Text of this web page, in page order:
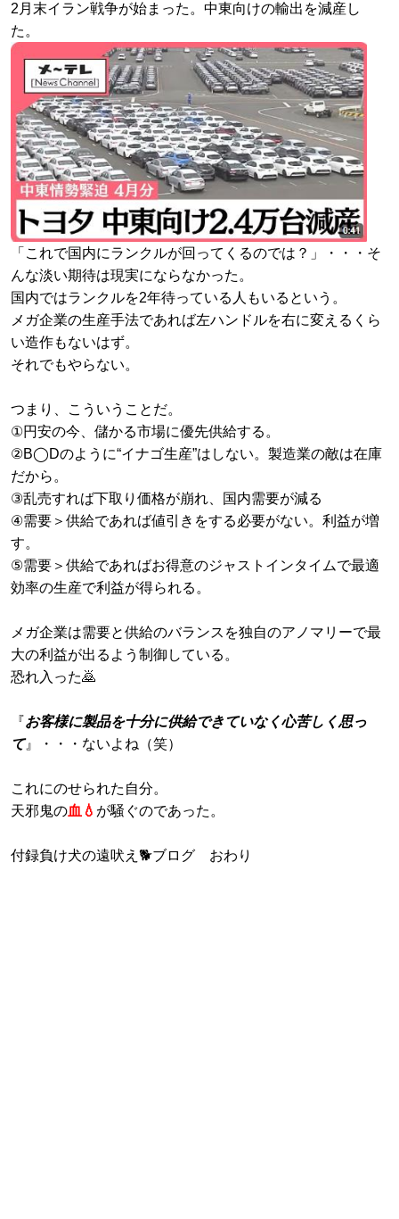
2月末イラン戦争が始まった。中東向けの輸出を減産し
た。
「これで国内にランクルが回ってくるのでは？」・・・そ
んな淡い期待は現実にならなかった。
国内ではランクルを2年待っている人もいるという。
メガ企業の生産手法であれば左ハンドルを右に変えるくら
い造作もないはず。
それでもやらない。
つまり、こういうことだ。
①円安の今、儲かる市場に優先供給する。
②B◯Dのように“イナゴ生産”はしない。製造業の敵は在庫
だから。
③乱売すれば下取り価格が崩れ、国内需要が減る
④需要＞供給であれば値引きをする必要がない。利益が増
す。
⑤需要＞供給であればお得意のジャストインタイムで最適
効率の生産で利益が得られる。
メガ企業は需要と供給のバランスを独自のアノマリーで最
大の利益が出るよう制御している。
恐れ入った🙇
『お客様に製品を十分に供給できていなく心苦しく思っ
て』・・・ないよね（笑）
これにのせられた自分。
天邪鬼の血💧 が騒ぐのであった。
付録負け犬の遠吠え🐕️ブログ おわり